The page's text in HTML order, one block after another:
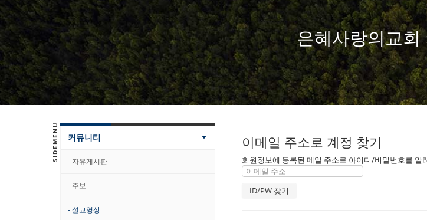
은혜사랑의교회
커뮤니티
- 자유게시판
- 주보
- 설교영상
이메일 주소로 계정 찾기
회원정보에 등록된 메일 주소로 아이디/비밀번호를